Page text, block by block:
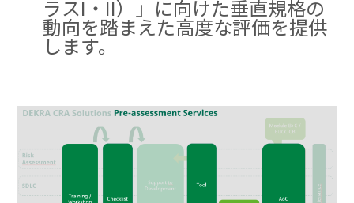
ラスI・II）」に向けた垂直規格の
動向を踏まえた高度な評価を提供
します。